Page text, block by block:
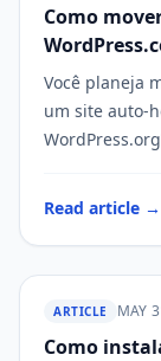
WP STAGING
Como
Você planeja
um site auto-
Read article →
WP STAGING
ARTICLE MAY
Como